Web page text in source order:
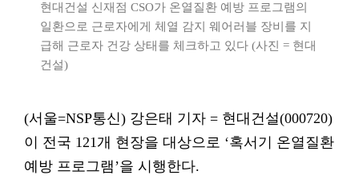
현대건설 신재점 CSO가 온열질환 예방 프로그램의
일환으로 근로자에게 체열 감지 웨어러블 장비를 지
급해 근로자 건강 상태를 체크하고 있다 (사진 = 현대
건설)
(서울=NSP통신) 강은태 기자 = 현대건설(000720)
이 전국 121개 현장을 대상으로 ‘혹서기 온열질환
예방 프로그램’을 시행한다.